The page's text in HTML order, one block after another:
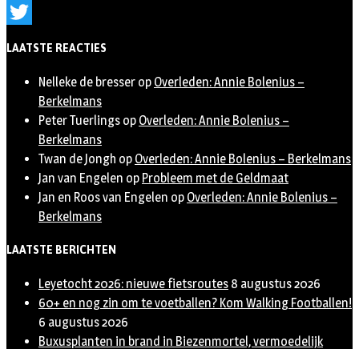
Instagram
LAATSTE REACTIES
Nelleke de bresser op Overleden: Annie Bolenius –
Berkelmans
Peter Tuerlings op Overleden: Annie Bolenius –
Berkelmans
Twan de Jongh op Overleden: Annie Bolenius – Berkelmans
Jan van Engelen op Probleem met de Geldmaat
Jan en Roos van Engelen op Overleden: Annie Bolenius –
Berkelmans
LAATSTE BERICHTEN
Leyetocht 2026: nieuwe fietsroutes 8 augustus 2026
60+ en nog zin om te voetballen? Kom Walking Footballen!
6 augustus 2026
Buxusplanten in brand in Biezenmortel, vermoedelijk